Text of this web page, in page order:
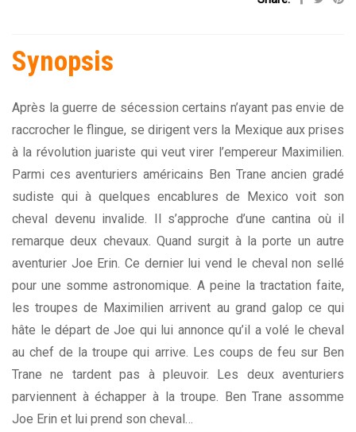
Synopsis
Après la guerre de sécession certains n’ayant pas envie de
raccrocher le flingue, se dirigent vers la Mexique aux prises
à la révolution juariste qui veut virer l’empereur Maximilien.
Parmi ces aventuriers américains Ben Trane ancien gradé
sudiste qui à quelques encablures de Mexico voit son
cheval devenu invalide. Il s’approche d’une cantina où il
remarque deux chevaux. Quand surgit à la porte un autre
aventurier Joe Erin. Ce dernier lui vend le cheval non sellé
pour une somme astronomique. A peine la tractation faite,
les troupes de Maximilien arrivent au grand galop ce qui
hâte le départ de Joe qui lui annonce qu’il a volé le cheval
au chef de la troupe qui arrive. Les coups de feu sur Ben
Trane ne tardent pas à pleuvoir. Les deux aventuriers
parviennent à échapper à la troupe. Ben Trane assomme
Joe Erin et lui prend son cheval…